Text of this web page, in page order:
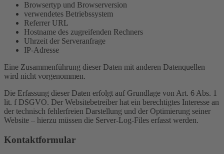
Browsertyp und Browserversion
verwendetes Betriebssystem
Referrer URL
Hostname des zugreifenden Rechners
Uhrzeit der Serveranfrage
IP-Adresse
Eine Zusammenführung dieser Daten mit anderen Datenquellen
wird nicht vorgenommen.
Die Erfassung dieser Daten erfolgt auf Grundlage von Art. 6 Abs. 1
lit. f DSGVO. Der Websitebetreiber hat ein berechtigtes Interesse an
der technisch fehlerfreien Darstellung und der Optimierung seiner
Website – hierzu müssen die Server-Log-Files erfasst werden.
Kontaktformular